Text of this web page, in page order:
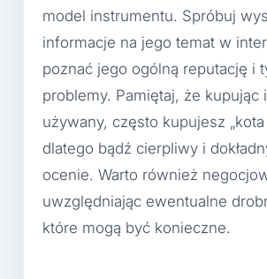
model instrumentu. Spróbuj
informacje na jego temat w
poznać jego ogólną reputację i
problemy. Pamiętaj, że kupując
używany, często kupujesz
dlatego bądź cierpliwy i
ocenie. Warto również
uwzględniając ewentualne
które mogą być konieczne.